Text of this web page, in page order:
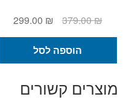
379.00₪
המחיר
המקורי
היה:
379.00 ₪.
299.00 ₪
₪.
הוספה לסל
מוצרים קשורים